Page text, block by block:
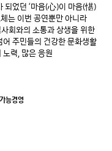
되었던 ‘마음(心)이 마음(愖)
는 이번 공연뿐만 아니라
회와의 소통과 상생을 위한
주민들의 건강한 문화생활
력, 많은 응원
능경영